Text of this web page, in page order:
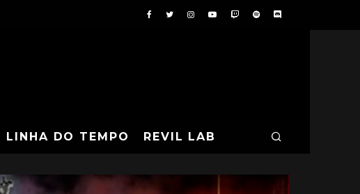
LINHA DO TEMPO REVIL LAB